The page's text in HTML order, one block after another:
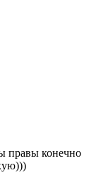
правы конечно